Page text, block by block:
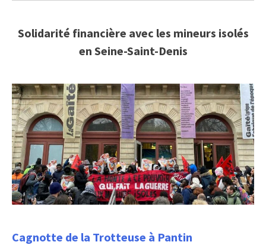
Solidarité financière avec les mineurs isolés
en Seine-Saint-Denis
Cagnotte de la Trotteuse à Pantin